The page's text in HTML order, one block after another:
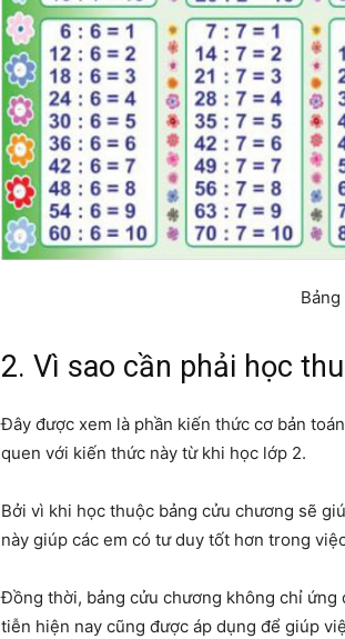
2. Vì sao cần phải học
Đây được xem là phần kiến thức cơ bản
quen với kiến thức này từ khi học lớp 2.
Bởi vì khi học thuộc bảng cửu chương sẽ
này giúp các em có tư duy tốt hơn trong
Đồng thời, bảng cửu chương không chỉ
tiễn hiện nay cũng được áp dụng để giúp